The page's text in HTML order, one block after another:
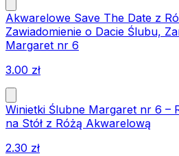
Akwarelowe Save The Date z
Zawiadomienie o Dacie Ślubu,
Margaret nr 6
3.00 zł
Winietki Ślubne Margaret nr 6 –
na Stół z Różą Akwarelową
2.30 zł